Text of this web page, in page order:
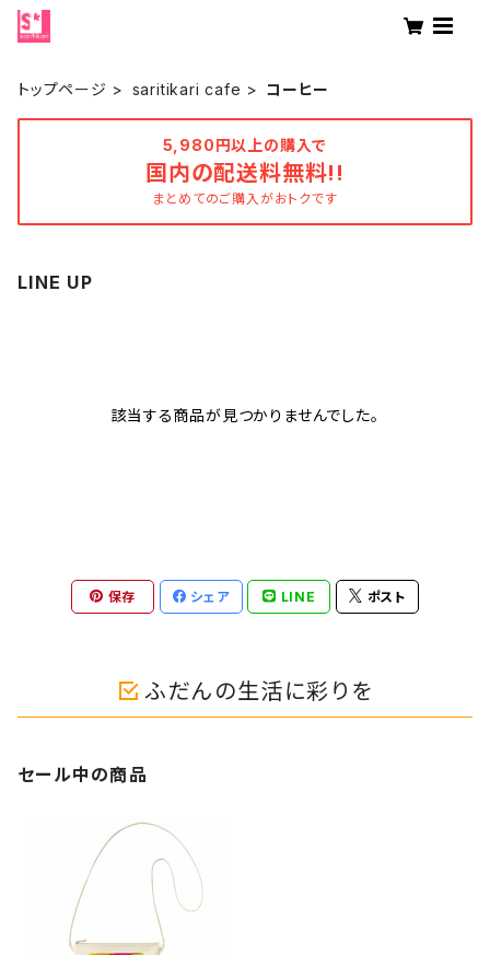
トップページ saritikari cafe コーヒー
5,980円以上の購入で
国内の配送料無料!!
まとめてのご購入がおトクです
LINE UP
該当する商品が見つかりませんでした。
保存 シェア LINE ポスト
ふだんの生活に彩りを
セール中の商品